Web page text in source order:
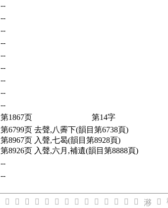
--
--
--
--
--
--
--
--
--
第1867页 第14字
第6799页 去聲,八霽下(韻目第6738頁)
第8967页 入聲,七曷(韻目第8928頁)
第8926页 入聲,六月,補遺(韻目第8888頁)
--
--
𣻈 𣻉 𣻊 𣻋 𣻌 𣻎 𣻏 𣻐 𣻑 𣻒 𣻓 𣻔 𣻕 𣻖 𣻗 𣻘